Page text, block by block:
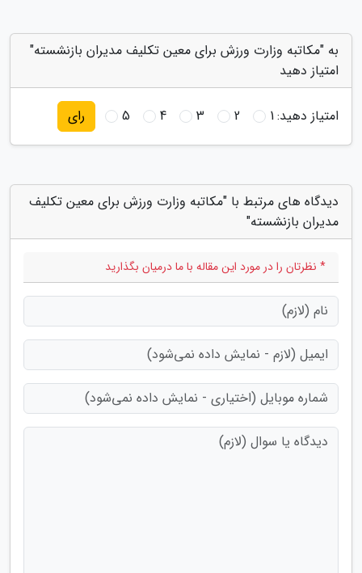
به "مکاتبه وزارت ورزش برای معین تکلیف مدیران بازنشسته"
امتیاز دهید
امتیاز دهید:1
2
3
4
5 رای
دیدگاه های مرتبط با "مکاتبه وزارت ورزش برای معین تکلیف
مدیران بازنشسته"
* نظرتان را در مورد این مقاله با ما درمیان بگذارید